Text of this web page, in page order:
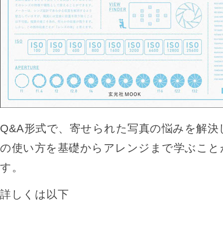
Q&A形式で、寄せられた写真の悩みを解
の使い方を基礎からアレンジまで学ぶこ
す。
詳しくは以下